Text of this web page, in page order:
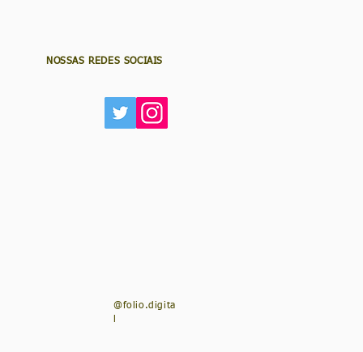
NOSSAS REDES SOCIAIS
@folio.digita